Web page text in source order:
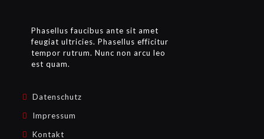
Phasellus faucibus ante sit amet
feugiat ultricies. Phasellus efficitur
tempor rutrum. Nunc non arcu leo
est quam.
Datenschutz
Impressum
Kontakt